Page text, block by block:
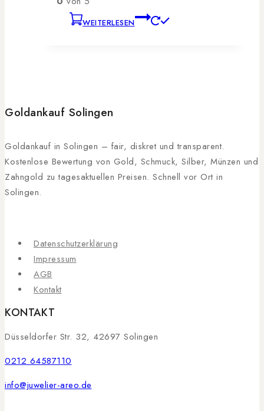
WEITERLESEN
Goldankauf Solingen
Goldankauf in Solingen – fair, diskret und transparent.
Kostenlose Bewertung von Gold, Schmuck, Silber, Münzen und
Zahngold zu tagesaktuellen Preisen. Schnell vor Ort in
Solingen.
Datenschutzerklärung
Impressum
AGB
Kontakt
KONTAKT
Düsseldorfer Str. 32, 42697 Solingen
0212 64587110
info@juwelier-areo.de